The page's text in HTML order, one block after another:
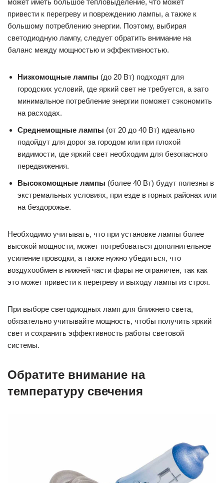
привести к перегреву и повреждению лампы, а также к
большому потреблению энергии. Поэтому, выбирая
светодиодную лампу, следует обратить внимание на
баланс между мощностью и эффективностью.
Низкомощные лампы (до 20 Вт) подходят для
городских условий, где яркий свет не требуется, а зато
минимальное потребление энергии поможет сэкономить
на расходах.
Среднемощные лампы (от 20 до 40 Вт) идеально
подойдут для дорог за городом или при плохой
видимости, где яркий свет необходим для безопасного
передвижения.
Высокомощные лампы (более 40 Вт) будут полезны в
экстремальных условиях, при езде в горных районах или
на бездорожье.
Необходимо учитывать, что при установке лампы более
высокой мощности, может потребоваться дополнительное
усиление проводки, а также нужно убедиться, что
воздухообмен в нижней части фары не ограничен, так как
это может привести к перегреву и выходу лампы из строя.
При выборе светодиодных ламп для ближнего света,
обязательно учитывайте мощность, чтобы получить яркий
свет и сохранить эффективность работы световой
системы.
Обратите внимание на
температуру свечения